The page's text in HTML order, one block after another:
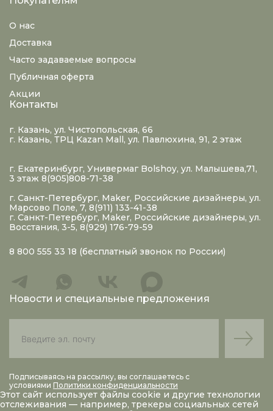
О нас
Доставка
Часто задаваемые вопросы
Публичная оферта
Акции
Контакты
г. Казань, ул. Чистопольская, 66
г. Казань, ТРЦ Kazan Mall, ул. Павлюхина, 91, 2 этаж
г. Екатеринбург, Универмаг Bolshoy, ул. Малышева,71,
3 этаж 8(905)808-71-38
г. Санкт-Петербург, Maker, Российские дизайнеры, ул.
Марсово Поле, 7, 8(911) 133-41-38
г. Санкт-Петербург, Maker, Российские дизайнеры, ул.
Восстания, 3-5, 8(929) 176-79-59
8 800 555 33 18 (бесплатный звонок по России)
Новости и специальные предложения
Подписываясь на рассылку, вы соглашаетесь с
условиями Политики конфиденциальности
Этот сайт использует файлы cookie и другие технологии
отслеживания — например, трекеры социальных сетей